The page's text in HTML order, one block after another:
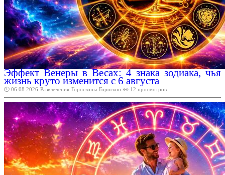
Эффект Венеры в Весах: 4 знака зодиака, чья
жизнь круто изменится с 6 августа
🕑 06.08.2026 Развлечения Гороскопы Гороскоп 👀 12 просмотров